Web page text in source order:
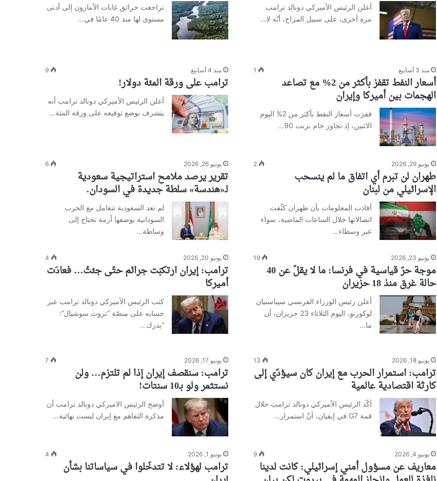
أعلن الرئيس الأميركي دونالد ترامب
مرة أخرى، على سبيل المزاح، أنّه لا…
تراجعت حرائق غابات الأمازون إلى أدنى
مستوى لها منذ 40 عامًا في…
منذ 3 أسابيع 1
أسعار النفط تقفز بأكثر من 2% مع تصاعد
الهجمات بين أميركا وإيران
قفزت أسعار النفط بأكثر من 2% اليوم
الاثنين، إذ تجاوز خام برنت 90…
منذ 4 أسابيع 9
ترامب على ورقة المئة دولار!
أعلن الرئيس الأميركي دونالد ترامب أنه
يتشرف بوضع توقيعه على ورقة المئة…
يونيو 29, 2026 2
طهران لن تبرم أي اتفاق ما لم ينسحب
الإسرائيلي من لبنان
أفادت المعلومات بأن طهران كثّفت
اتصالاتها خلال الساعات الماضية، سواء
عبر وسطاء…
يونيو 26, 2026 6
تقرير يرصد ملامح استراتيجية سعودية
لـ«هندسة» سلطة جديدة في السودان.
لم تعد السعودية تتعامل مع الحرب
السودانية بوصفها أزمة تحتاج إلى
وساطة…
يونيو 23, 2026 19
موجة حرّ قياسية في فرنسا: ما لا يقلّ عن 40
حالة غرق منذ 18 حزيران
أعلن رئيس الوزراء الفرنسي سيباستيان
لوكورنو، اليوم الثلاثاء 23 حزيران، أن
ما…
يونيو 20, 2026 4
ترامب: إيران ارتكبَت جرائم حتّى جئتُ… فعادَت
أميركا
كتب الرئيس الأميركي دونالد ترامب عبر
حسابه على منصّة “تروث سوشيال”:
“يدرك…
يونيو 18, 2026 13
ترامب: استمرار الحرب مع إيران كان سيؤدّي إلى
كارثة اقتصادية عالمية
أكّد الرئيس الأميركي دونالد ترامب خلال
قمة G7 في إيفيان، أنّ استمرار…
يونيو 17, 2026 7
ترامب: سنقصف إيران إذا لم تلتزم… ولن
نستثمر ولو بـ10 سنتات!
أوضح الرئيس الاميركي دونالد ترامب أن
مذكرة التفاهم مع إيران ليست نهائية…
يونيو 4, 2026 9
معاريف عن مسؤول أمني إسرائيلي: كانت لدينا
يونيو 1, 2026 4
ترامب لهؤلاء: لا تتدخّلوا في سياساتنا بشأن